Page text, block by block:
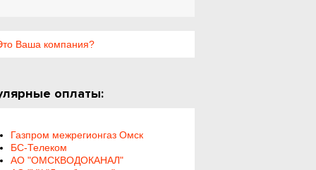
Ваша компания?
оплаты:
Газпром межрегионгаз Омск
БС-Телеком
АО "ОМСКВОДОКАНАЛ"